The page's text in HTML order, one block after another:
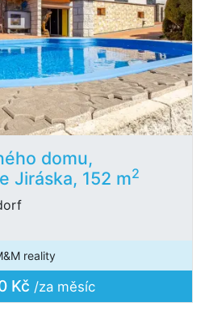
domu,
Jiráska, 152 m2
reality
Kč /za měsíc